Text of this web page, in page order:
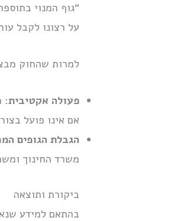
“גוף המנוי
על רצונו לקבל
למרות שהחוק
פעולה אקטיבית:
אם אינו פועל
הגבלת הגופים
משרד החינוך
ביקורת ותוצאה